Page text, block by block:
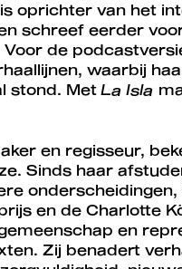
oprichter van het
schreef eerder
de
waarbij
stond. MetLa Isla
en regisseur,
Sinds haar
en de Charlotte
en
Zij benadert